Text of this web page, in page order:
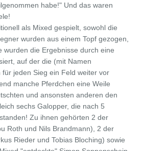
habe!" Und das waren
als Mixed gespielt, sowohl die
wurden aus einem Topf gezogen,
wurden die Ergebnisse durch eine
auf der die (mit Namen
jeden Sieg ein Feld weiter vor
manche Pferdchen eine Weile
und ansonsten anderen den
sechs Galopper, die nach 5
Zu ihnen gehörten 2 der
Roth und Nils Brandmann), 2 der
Rieder und Tobias Bloching) sowie